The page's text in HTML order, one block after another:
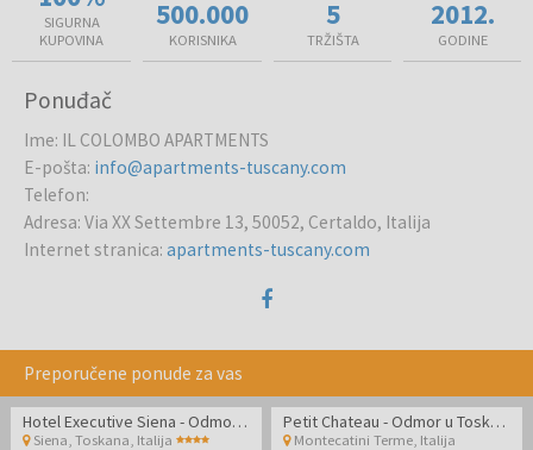
SIGURNA
KUPOVINA
500.000
KORISNIKA
5
TRŽIŠTA
2012.
GODINE
Ponuđač
Ime: IL COLOMBO APARTMENTS
E-pošta: info@apartments-tuscany.com
Telefon:
Adresa: Via XX Settembre 13, 50052, Certaldo, Italija
Internet stranica: apartments-tuscany.com
Preporučene ponude za vas
Hotel Executive Siena - Odmor u Toskani
Siena, Toskana Italija
Petit Chateau - Odmor u Toskani i opuštanje u Montecatini Termama
Montecatini Terme Italija